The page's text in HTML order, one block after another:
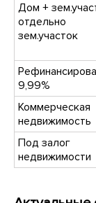
Дом +
отдельно
зем.участок
9,99%
Коммерческая
недвижимость
Под залог
недвижимости